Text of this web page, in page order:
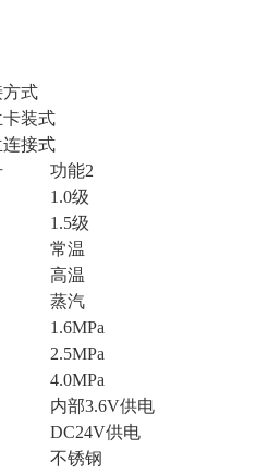
式
装式
接式
功能2
1.0级
1.5级
常温
高温
蒸汽
1.6MPa
2.5MPa
4.0MPa
内部3.6V供电
DC24V供电
不锈钢